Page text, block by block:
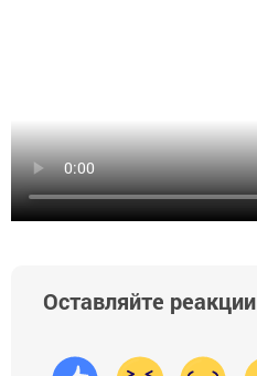
Оставляйте реакции